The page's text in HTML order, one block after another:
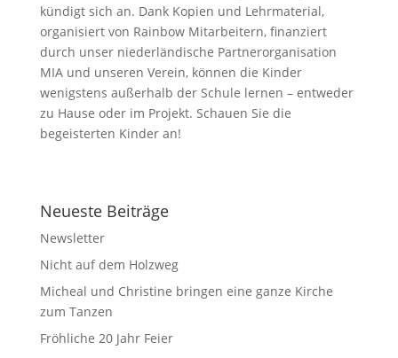
kündigt sich an. Dank Kopien und Lehrmaterial,
organisiert von Rainbow Mitarbeitern, finanziert
durch unser niederländische Partnerorganisation
MIA und unseren Verein, können die Kinder
wenigstens außerhalb der Schule lernen – entweder
zu Hause oder im Projekt. Schauen Sie die
begeisterten Kinder an!
Neueste Beiträge
Newsletter
Nicht auf dem Holzweg
Micheal und Christine bringen eine ganze Kirche
zum Tanzen
Fröhliche 20 Jahr Feier